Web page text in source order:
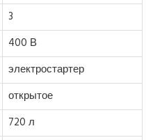
3
400 В
электростартер
открытое
720 л